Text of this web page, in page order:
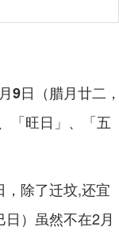
9日（腊月廿二，
「旺日」、「五
，除了迁坟,还宜
） 虽然不在2月